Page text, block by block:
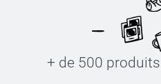
+ de 500